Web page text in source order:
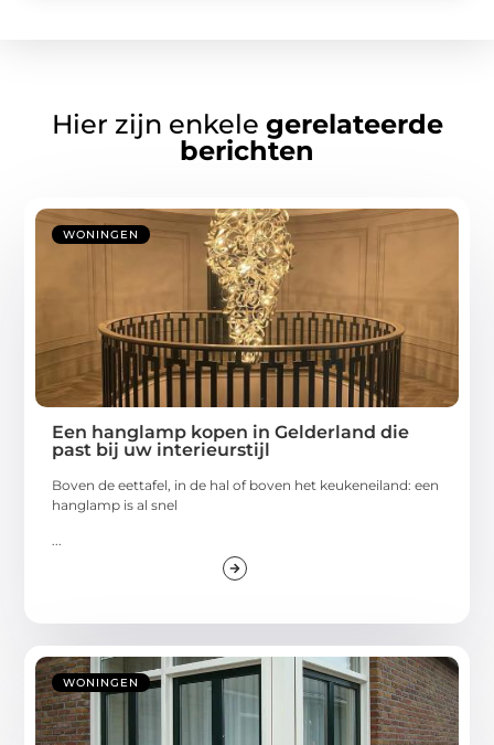
Hier zijn enkele gerelateerde
berichten
WONINGEN
Een hanglamp kopen in Gelderland die
past bij uw interieurstijl
Boven de eettafel, in de hal of boven het keukeneiland: een
hanglamp is al snel
...
WONINGEN